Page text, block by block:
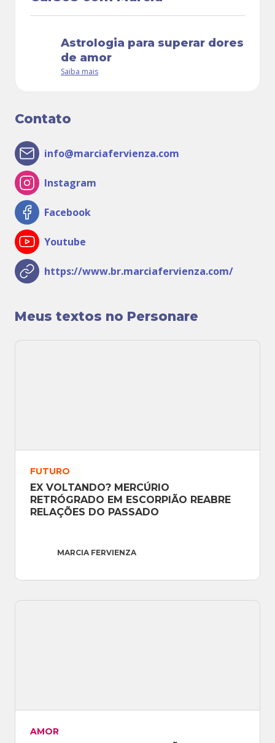
Meus textos no Personare
FUTURO
EX VOLTANDO? MERCÚRIO
RETRÓGRADO EM ESCORPIÃO REABRE
RELAÇÕES DO PASSADO
MARCIA FERVIENZA
AMOR
astrologia para superar dores
de amor
Saiba mais
Contato
info@marciafervienza.com
Instagram
Facebook
Youtube
https://www.br.marciafervienza.com/